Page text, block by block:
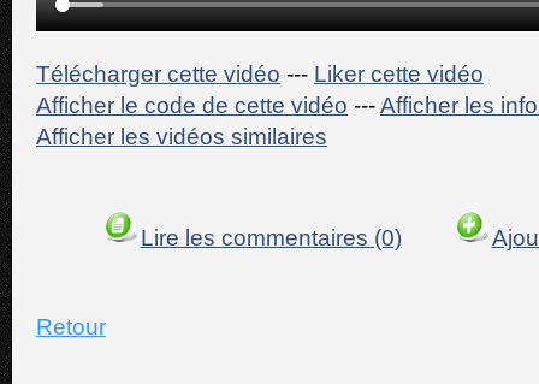
Télécharger cette vidéo --- Liker cette vidéo
Afficher le code de cette vidéo ---Afficher les
Afficher les vidéos similaires
Lire les commentaires (0)
Retour